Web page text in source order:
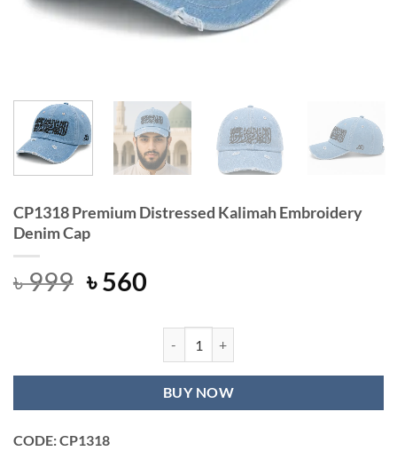
CP1318 Premium Distressed Kalimah Embroidery
Denim Cap
৳999 Original
৳560Current
is:
৳ 560.CP1318 Premium Distressed
BUY NOW
CODE: CP1318